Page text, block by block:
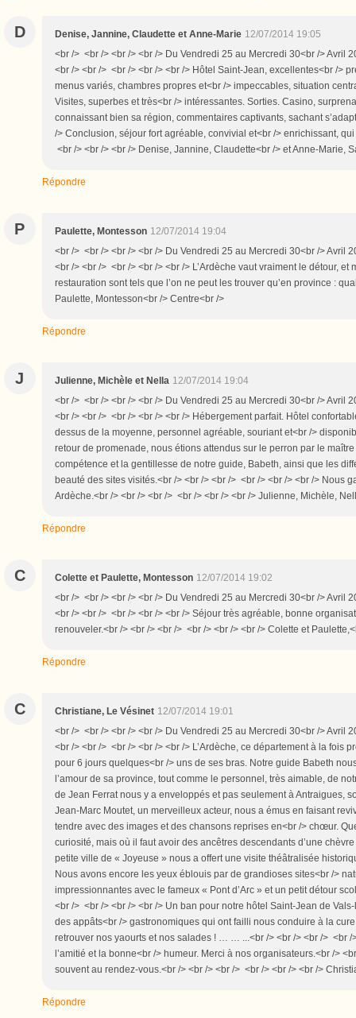
D Denise, Jannine, Claudette et Anne-Marie 12/07/2014 19:05
<br /> <br /> <br /> <br /> Du Vendredi 25 au Mercredi 30<br /> Avril
<br /> <br /> <br /> <br /> <br /> Hôtel Saint-Jean, excellentes<br />
menus variés, chambres propres et<br /> impeccables, situation
Visites, superbes et très<br /> intéressantes. Sorties. Casino,
connaissant bien sa région, commentaires captivants, sachant
/> Conclusion, séjour fort agréable, convivial et<br /> enrichissant,
<br /> <br /> <br /> Denise, Jannine, Claudette<br /> et Anne-Marie,
Répondre
P Paulette, Montesson 12/07/2014 19:04
<br /> <br /> <br /> <br /> Du Vendredi 25 au Mercredi 30<br /> Avril
<br /> <br /> <br /> <br /> <br /> L’Ardèche vaut vraiment le détour,
restauration sont tels que l’on ne peut les trouver qu’en province :
Paulette, Montesson<br /> Centre<br />
Répondre
J Julienne, Michèle et Nella 12/07/2014 19:04
<br /> <br /> <br /> <br /> Du Vendredi 25 au Mercredi 30<br /> Avril
<br /> <br /> <br /> <br /> <br /> Hébergement parfait. Hôtel
dessus de la moyenne, personnel agréable, souriant et<br />
retour de promenade, nous étions attendus sur le perron par le
compétence et la gentillesse de notre guide, Babeth, ainsi que les
beauté des sites visités.<br /> <br /> <br /> <br /> <br /> <br /> Nous
Ardèche.<br /> <br /> <br /> <br /> <br /> <br /> Julienne, Michèle,
Répondre
C Colette et Paulette, Montesson 12/07/2014 19:02
<br /> <br /> <br /> <br /> Du Vendredi 25 au Mercredi 30<br /> Avril
<br /> <br /> <br /> <br /> <br /> Séjour très agréable, bonne
renouveler.<br /> <br /> <br /> <br /> <br /> <br /> Colette et
Répondre
C Christiane, Le Vésinet 12/07/2014 19:01
<br /> <br /> <br /> <br /> Du Vendredi 25 au Mercredi 30<br /> Avril
<br /> <br /> <br /> <br /> <br /> L’Ardèche, ce département à la fois
pour 6 jours quelques<br /> uns de ses bras. Notre guide Babeth
l’amour de sa province, tout comme le personnel, très aimable, de
de Jean Ferrat nous y a enveloppés et pas seulement à Antraigues,
Jean-Marc Moutet, un merveilleux acteur, nous a émus en faisant
tendre avec des images et des chansons reprises en<br /> chœur.
curiosité, mais où il faut avoir des ancêtres descendants d’une
petite ville de « Joyeuse » nous a offert une visite théâtralisée
Nous avons encore les yeux éblouis par de grandioses sites<br />
impressionnantes avec le fameux « Pont d’Arc » et un petit détour
<br /> <br /> <br /> <br /> Un ban pour notre hôtel Saint-Jean de
des appâts<br /> gastronomiques qui ont failli nous conduire à la
retrouver nos yaourts et nos salades ! … … ...<br /> <br /> <br /> <br
l’amitié et la bonne<br /> humeur. Merci à nos organisateurs.<br />
souvent au rendez-vous.<br /> <br /> <br /> <br /> <br /> <br />
Répondre